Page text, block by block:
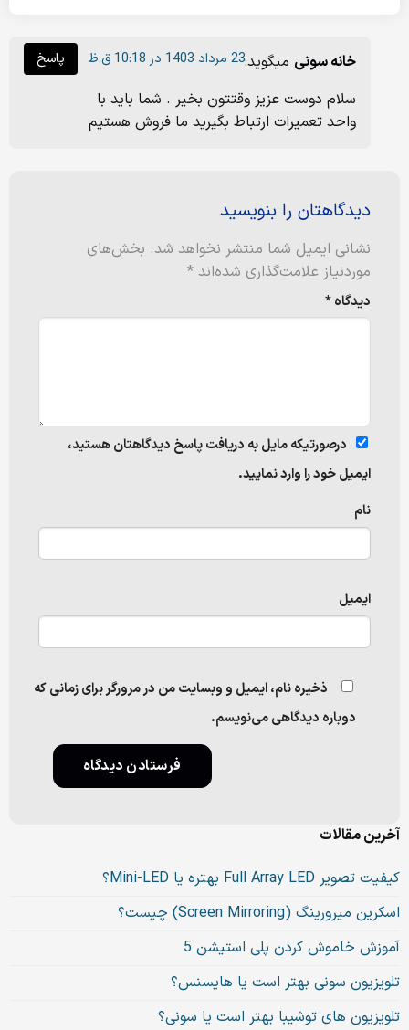
خانه سونی میگوید:
سلام دوست عزیز وقتتون بخیر . شما باید با
واحد تعمیرات ارتباط بگیرید ما فروش هستیم
23 مرداد 1403 در 10:18 ق.ظ پاسخ
دیدگاهتان را بنویسید
نشانی ایمیل شما منتشر نخواهد شد. بخش‌های
موردنیاز علامت‌گذاری شده‌اند *
دیدگاه*
درصورتیکه مایل به دریافت پاسخ دیدگاهتان هستید،
ایمیل خود را وارد نمایید.
نام
ایمیل
ذخیره نام، ایمیل و وبسایت من در مرورگر برای زمانی که
دوباره دیدگاهی می‌نویسم.
آخرین مقالات
کیفیت تصویر Full Array LED بهتره یا Mini-LED؟
اسکرین میرورینگ (Screen Mirroring) چیست؟
آموزش خاموش کردن پلی استیشن 5
تلویزیون سونی بهتر است یا هایسنس؟
تلویزیون های توشیبا بهتر است یا سونی؟